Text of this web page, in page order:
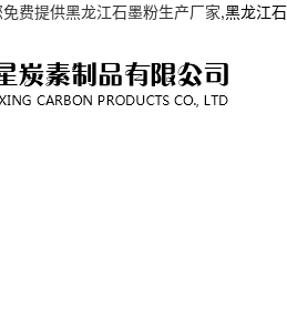
费提供黑龙江石墨粉生产厂家,黑龙江